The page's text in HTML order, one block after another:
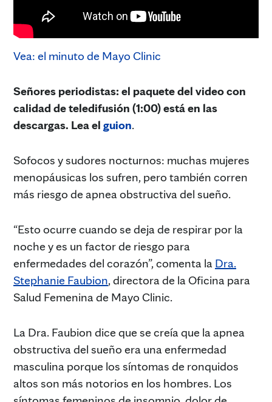
Vea: el minuto de Mayo Clinic
Señores periodistas: el paquete del video con
calidad de teledifusión (1:00) está en las
descargas. Lea el guion.
Sofocos y sudores nocturnos: muchas mujeres
menopáusicas los sufren, pero también corren
más riesgo de apnea obstructiva del sueño.
“Esto ocurre cuando se deja de respirar por la
noche y es un factor de riesgo para
enfermedades del corazón”, comenta la Dra.
Stephanie Faubion, directora de la Oficina para
Salud Femenina de Mayo Clinic.
La Dra. Faubion dice que se creía que la apnea
obstructiva del sueño era una enfermedad
masculina porque los síntomas de ronquidos
altos son más notorios en los hombres. Los